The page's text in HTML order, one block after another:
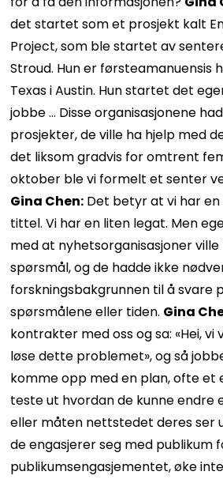
det startet som et prosjekt kalt
Project, som ble startet av
Stroud. Hun er førsteamanuensis
Texas i Austin. Hun startet det
jobbe … Disse organisasjonene
prosjekter, de ville ha hjelp med
det liksom gradvis for omtrent
oktober ble vi formelt et senter
Gina Chen: Det betyr at vi har
tittel. Vi har en liten legat. Men
med at nyhetsorganisasjoner
spørsmål, og de hadde ikke
forskningsbakgrunnen til å svare
spørsmålene eller tiden. Gina
kontrakter med oss ​​og sa: «Hei, vi
løse dette problemet», og så
komme opp med en plan, ofte et
teste ut hvordan de kunne endre
eller måten nettstedet deres ser
de engasjerer seg med publikum
publikumsengasjementet, øke